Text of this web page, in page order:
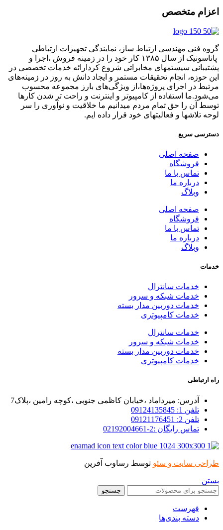
اعزام متخصص
گروه فنی مهندسی ارتباط ساز، نمایندگی تجهیزات ارتباطی
پاناسونیک از سال ۱۳۸۵ کار خود را در زمینه فروش ،اجرا و
پشتیبانی سیستمهای مخابراتی شروع کردارائه خدمات تخصصی در
این حوزه، انجام تحقیقات مستمر و ایجاد دانش به‌ روز در زمینه‌های
مرتبط در اجرای پروژه‌ها،از ویژگی‌های بارز مجموعه محسوب
می‌شود.ما استفاده از کامپیوتر و اینترنت و راحت تر شدن کارها
توسط آن را حق تمام مردم میدانیم ما خلاقیت و نوآوری را سر
لوحه تلاشها و فعالیتهای خود قرار داده ایم.
دسترسی سریع
صفحه اصلی
فروشگاه
تماس با ما
درباره ما
وبلاگ
صفحه اصلی
فروشگاه
تماس با ما
درباره ما
وبلاگ
خدمات
خدمات سانترال
خدمات شبکه و سرور
خدمات دوربین مدار بسته
خدمات کامپیوتری
خدمات سانترال
خدمات شبکه و سرور
خدمات دوربین مدار بسته
خدمات کامپیوتری
راه ارتباطی
آدرس: میرداماد ،خیابان کاظمی جنوبی ،کوچه رامین ،پلاک7
تلفن 1: 09124135845
تلفن 2: 09121176451
تماس رایگان :2-02192004661
طراحی سایت و سئو توسط رساوب آفرین
بستن
جستجو
فهرست
دسته بندی‌ها